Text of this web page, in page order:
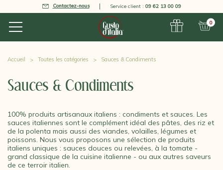
Contactez-nous Service client : 09 62 13 00 09
0
Accueil Toutes les catégories Sauces & Condiments
Sauces & Condiments
100% produits artisanaux italiens : condiments et sauces. Les
sauces italiennes sont le complément idéal des pâtes, des riz et
de la polenta mais aussi des viandes, volailles, légumes et
poissons. Nous vous proposons une sélection de produits
italiens uniques : sauces douces ou relevées, à la tomate -
grand classique de la cuisine italienne - ou aux autres saveurs
de ce terroir italien.